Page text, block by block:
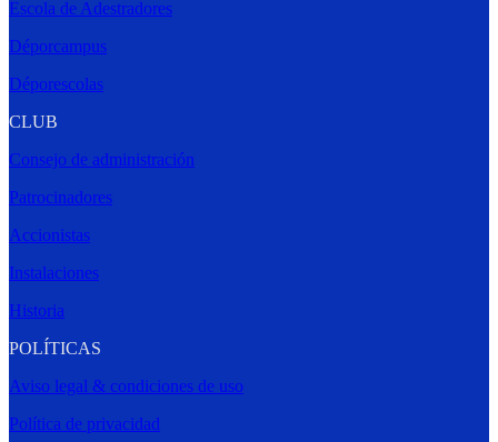
Escola de Adestradores
Déporcampus
Déporescolas
CLUB
Consejo de administración
Patrocinadores
Accionistas
Instalaciones
Historia
POLÍTICAS
Aviso legal & condiciones de uso
Política de privacidad